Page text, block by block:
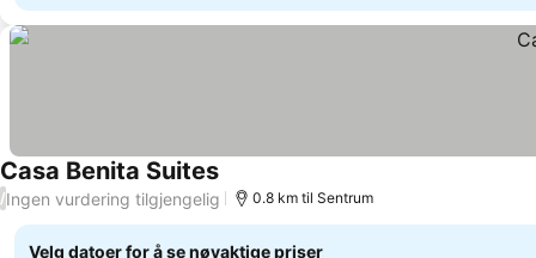
Casa Benita SuitesSe priser
/Ingen vurdering tilgjengelig 0.8 km til Sentrum
Velg datoer for å se nøyaktige priser